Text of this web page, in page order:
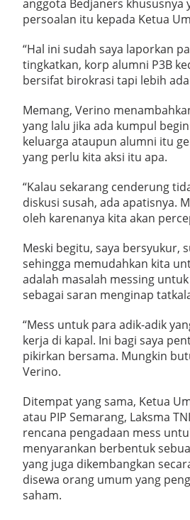
anggota Bedjaners khususnya
persoalan itu kepada Ketua
“Hal ini sudah saya laporkan
tingkatkan, korp alumni P3B
bersifat birokrasi tapi lebih
Memang, Verino
yang lalu jika ada kumpul
keluarga ataupun alumni itu
yang perlu kita aksi itu apa.
“Kalau sekarang cenderung
diskusi susah, ada apatisnya.
oleh karenanya kita akan
Meski begitu, saya bersyukur,
sehingga memudahkan kita
adalah masalah messing
sebagai saran menginap
“Mess untuk para adik-adik
kerja di kapal. Ini bagi saya
pikirkan bersama. Mungkin
Verino.
Ditempat yang sama, Ketua
atau PIP Semarang, Laksma
rencana pengadaan mess
menyarankan berbentuk
yang juga dikembangkan
disewa orang umum yang
saham.